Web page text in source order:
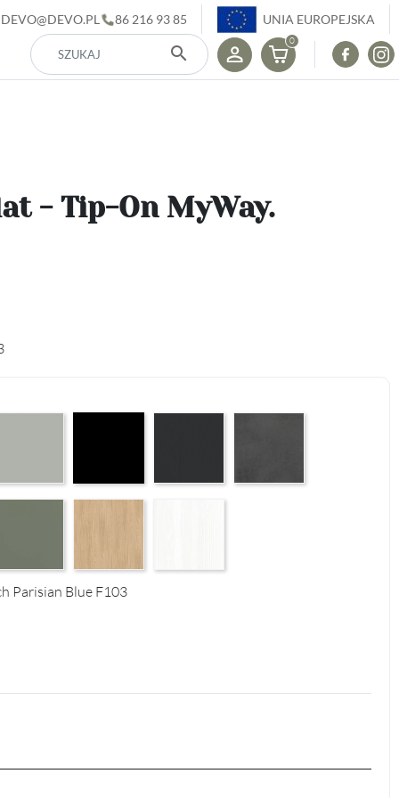
DEVO@DEVO.PL 86 216 93 85 UNIA EUROPEJSKA
search
0
- Tip-On MyWay.
Parisian Blue F103